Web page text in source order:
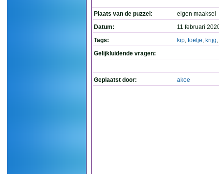
Plaats van de puzzel:
eigen maaksel
Datum:
11 februari
Tags:
kip, toetje, krijg,
Gelijkluidende vragen:
Geplaatst door: akoe